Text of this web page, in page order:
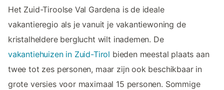
Het Zuid-Tiroolse Val Gardena is de ideale
vakantieregio als je vanuit je vakantiewoning de
kristalheldere berglucht wilt inademen. De
vakantiehuizen in Zuid-Tirol bieden meestal plaats aan
twee tot zes personen, maar zijn ook beschikbaar in
grote versies voor maximaal 15 personen. Sommige